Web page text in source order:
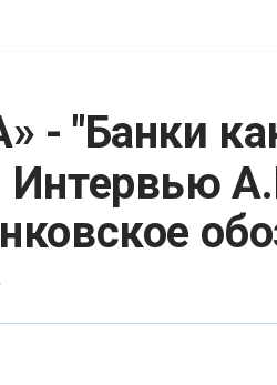
- "Банки
Интервью